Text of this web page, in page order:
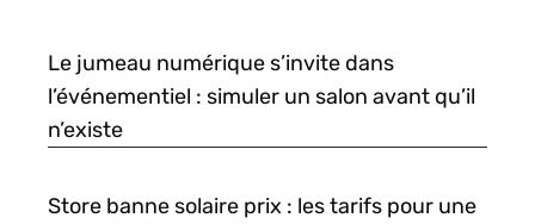
Le jumeau numérique s’invite dans
l’événementiel : simuler un salon avant qu’il
n’existe
Store banne solaire prix : les tarifs pour une